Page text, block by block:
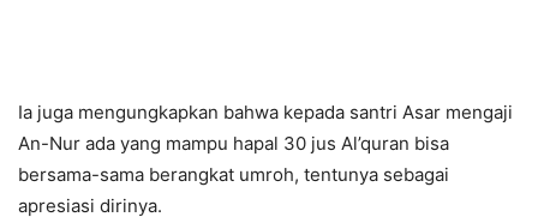
Ia juga mengungkapkan bahwa kepada santri Asar mengaji
An-Nur ada yang mampu hapal 30 jus Al’quran bisa
bersama-sama berangkat umroh, tentunya sebagai
apresiasi dirinya.